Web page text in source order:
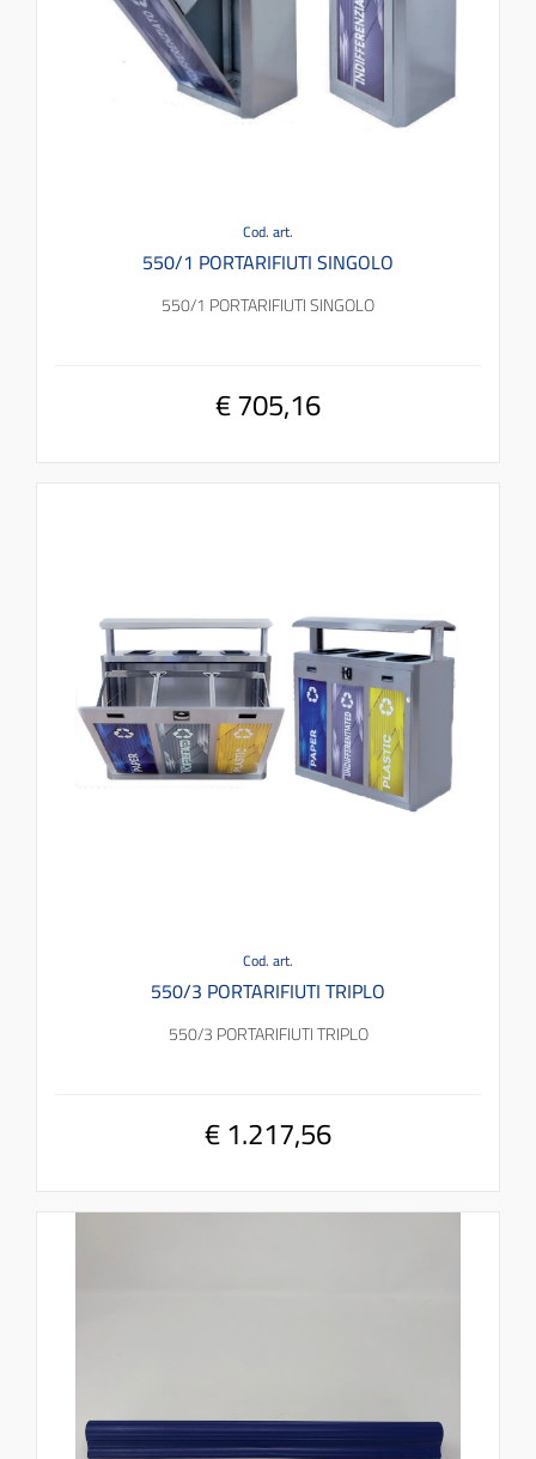
Cod. art.
550/1 PORTARIFIUTI SINGOLO
550/1 PORTARIFIUTI SINGOLO
€ 705,16
Cod. art.
550/3 PORTARIFIUTI TRIPLO
550/3 PORTARIFIUTI TRIPLO
€ 1.217,56